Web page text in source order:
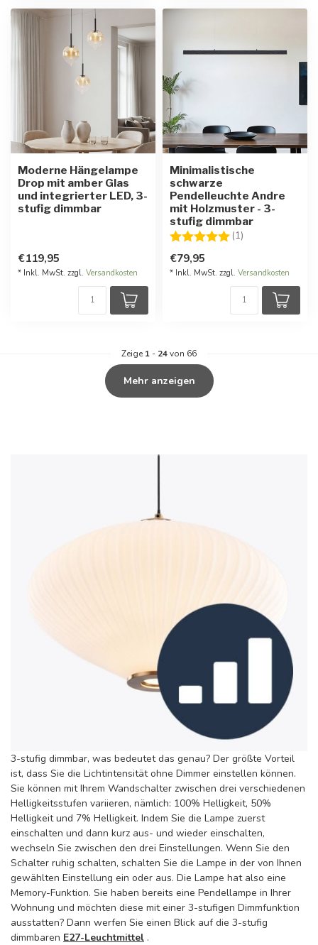
Moderne Hängelampe
Drop mit amber Glas
und integrierter LED, 3-
stufig dimmbar
€119,95
* Inkl. MwSt. zzgl. Versandkosten
Minimalistische
schwarze
Pendelleuchte Andre
mit Holzmuster - 3-
stufig dimmbar
Bewertung:
(1)
€79,95
* Inkl. MwSt. zzgl. Versandkosten
Zeige 1 - 24von 66
Mehr anzeigen
3-stufig dimmbar, was bedeutet das genau? Der größte Vorteil
ist, dass Sie die Lichtintensität ohne Dimmer einstellen können.
Sie können mit Ihrem Wandschalter zwischen drei verschiedenen
Helligkeitsstufen variieren, nämlich: 100% Helligkeit, 50%
Helligkeit und 7% Helligkeit. Indem Sie die Lampe zuerst
einschalten und dann kurz aus- und wieder einschalten,
wechseln Sie zwischen den drei Einstellungen. Wenn Sie den
Schalter ruhig schalten, schalten Sie die Lampe in der von Ihnen
gewählten Einstellung ein oder aus. Die Lampe hat also eine
Memory-Funktion. Sie haben bereits eine Pendellampe in Ihrer
Wohnung und möchten diese mit einer 3-stufigen Dimmfunktion
ausstatten? Dann werfen Sie einen Blick auf die 3-stufig
dimmbaren E27-Leuchtmittel .